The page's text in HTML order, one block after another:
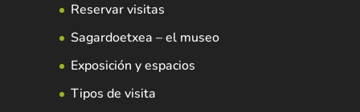
Reservar visitas
Sagardoetxea – el museo
Exposición y espacios
Tipos de visita